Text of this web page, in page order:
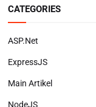
CATEGORIES
ASP.Net
ExpressJS
Main Artikel
NodeJS